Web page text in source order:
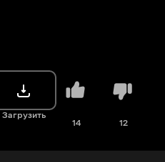
Загрузить
14 12